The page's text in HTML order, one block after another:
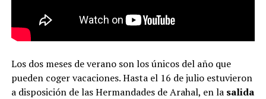
Los dos meses de verano son los únicos del año que
pueden coger vacaciones. Hasta el 16 de julio estuvieron
a disposición de las Hermandades de Arahal, en la salida